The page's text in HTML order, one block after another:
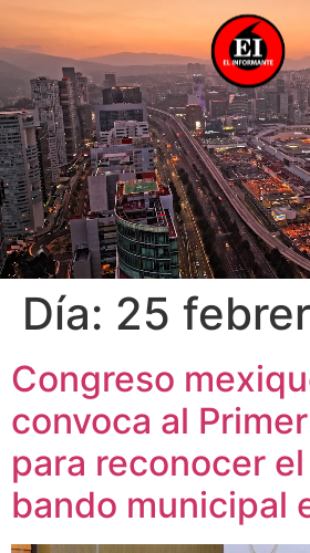
Día: 25
Congreso
convoca al
para reconocer
bando municipal